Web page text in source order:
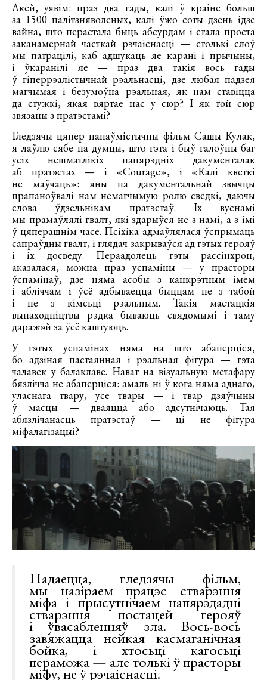
Акей, уявім: праз два гады, калі ў краіне больш
за 1500 палітзняволеных, калі ўжо соты дзень ідзе
вайна, што перастала быць абсурдам і стала проста
заканамернай часткай рэчаіснасці — столькі слоў
мы патрацілі, каб адшукаць яе карані і прычыны,
і ўкаранілі яе — праз два такія вось гады
ў гіперрэалістычнай рэальнасці, дзе любая падзея
магчымая і безумоўна рэальная, як нам ставіцца
да стужкі, якая вяртае нас у сюр? І як той сюр
звязаны з пратэстамі?
Гледзячы цяпер напаўмістычны фільм Сашы Кулак,
я лаўлю сябе на думцы, што гэта і быў галоўны баг
усіх нешматлікіх папярэдніх дакументалак
аб пратэстах — і «Courage», і «Калі кветкі
не маўчаць»: яны па дакументальнай звычцы
прапаноўвалі нам немагчымую ролю сведкі, даючы
слова ўдзельнікам пратэстаў. Іх вуснамі
мы прамаўлялі гвалт, які здарыўся не з намі, а з імі
ў цяперашнім часе. Псіхіка адмаўлялася ўспрымаць
сапраўдны гвалт, і глядач закрываўся ад гэтых герояў
і іх досведу. Пераадолець гэты рассінхрон,
аказалася, можна праз успаміны — у прасторы
ўспамінаў, дзе няма асобы з канкрэтным імем
і абліччам і ўсё адбываецца быццам не з табой
і не з кімсьці рэальным. Такія мастацкія
вынаходніцтвы рэдка бываюць свядомымі і таму
даражэй за ўсё каштуюць.
У гэтых успамінах няма на што абаперціся,
бо адзіная пастаянная і рэальная фігура — гэта
чалавек у балаклаве. Нават на візуальную метафару
бязлічча не абаперціся: амаль ні ў кога няма аднаго,
уласнага твару, усе твары — і твар дзяўчыны
ў масцы — дваяцца або адсутнічаюць. Тая
абязлічанасць пратэстаў — ці не фігура
міфалагізацыі?
Падаецца, гледзячы фільм,
мы назіраем працэс стварэння
міфа і прысутнічаем напярэдадні
стварэння постацей герояў
і ўвасабленняў зла. Вось-вось
завяжацца нейкая касмаганічная
бойка, і хтосьці кагосьці
пераможа — але толькі ў прасторы
міфу, не ў рэчаіснасці.